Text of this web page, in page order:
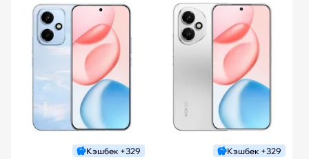
Кэшбек +329 Кэшбек +329